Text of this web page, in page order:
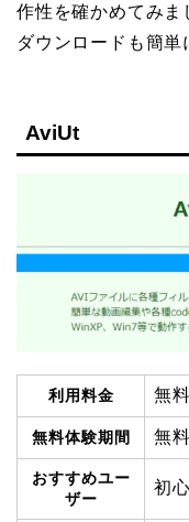
作性を確かめてみま
ダウンロードも簡単
AviUt
利用料金 無料
無料体験期間 無
おすすめユー
ザー
初